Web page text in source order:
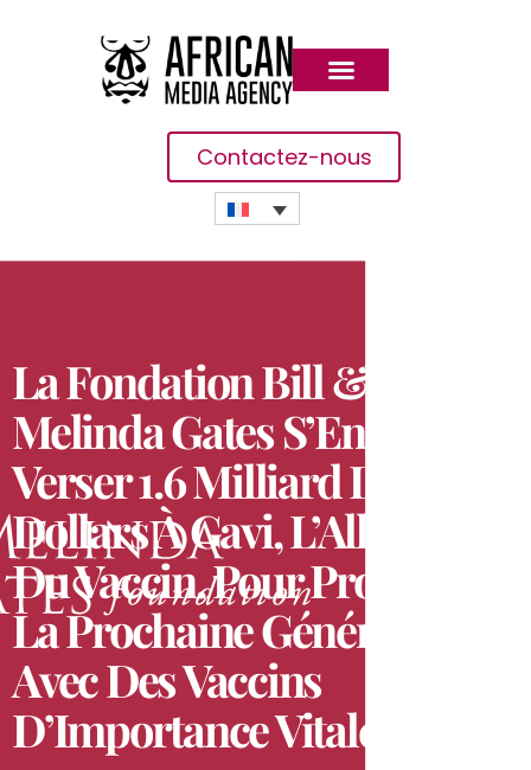
Contactez-nous
La Fondation Bill &
Melinda Gates S’Engage À
Verser 1.6 Milliard De
Dollars À Gavi, L’Alliance
Du Vaccin, Pour Protéger
La Prochaine Génération
Avec Des Vaccins
D’Importance Vitale